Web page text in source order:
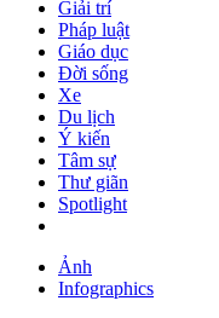
Giải trí
Pháp luật
Giáo dục
Đời sống
Xe
Du lịch
Ý kiến
Tâm sự
Thư giãn
Spotlight
Ảnh
Infographics